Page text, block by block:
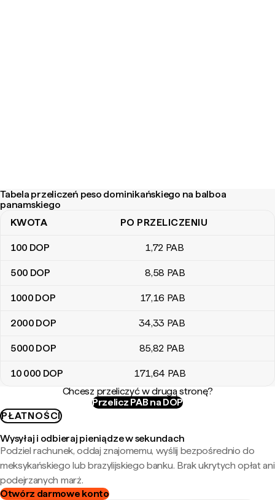
Tabela przeliczeń peso dominikańskiego na balboa
panamskiego
Tabela przeliczeń peso dominikańskiego na balboa panamskiego
KWOTA PO PRZELICZENIU
100 DOP 1,72 PAB
500 DOP 8,58 PAB
1000 DOP 17,16 PAB
2000 DOP 34,33 PAB
5000 DOP 85,82 PAB
10 000 DOP 171,64 PAB
Chcesz przeliczyć w drugą stronę?
Przelicz PAB na DOP
PŁATNOŚCI
Wysyłaj i odbieraj pieniądze w sekundach
Podziel rachunek, oddaj znajomemu, wyślij bezpośrednio do
meksykańskiego lub brazylijskiego banku. Brak ukrytych opłat ani
podejrzanych marż.
Otwórz darmowe konto